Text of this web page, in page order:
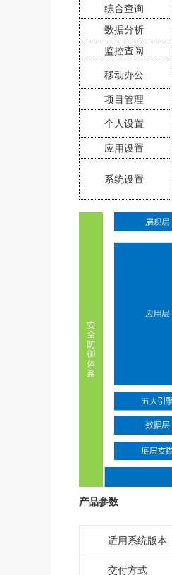
综合查询
数据分析
监控查阅
移动办公
项目管理
个人设置
应用设置
系统设置
产品参数
适用系统版本
交付方式